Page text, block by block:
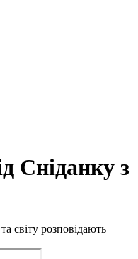
Сніданку з
світу розповідають